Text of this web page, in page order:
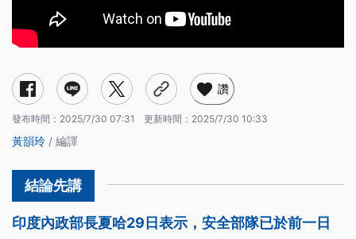
讚
發布時間： 2025/7/30 07:31 更新時間： 2025/7/30 10:33
黃韻玲 / 編譯
印度內政部長夏哈29日表示，安全部隊已於前一日